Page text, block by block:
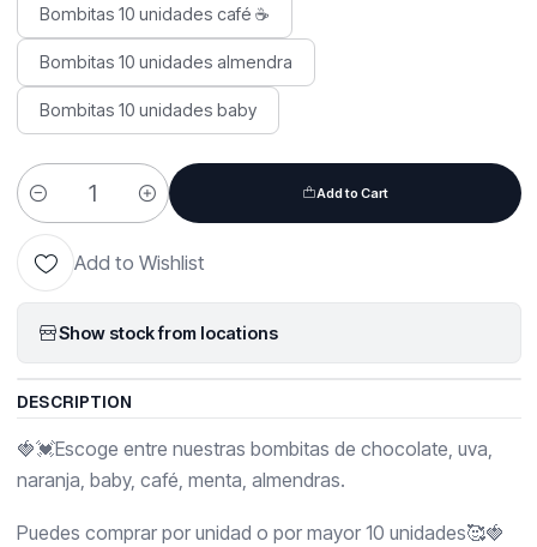
Bombitas 10 unidades café ☕
Bombitas 10 unidades almendra
Bombitas 10 unidades baby
Quantity
Add to Cart
Add to Wishlist
Show stock from locations
DESCRIPTION
🍓💓Escoge entre nuestras bombitas de chocolate, uva,
naranja, baby, café, menta, almendras.
Puedes comprar por unidad o por mayor 10 unidades🥰🍓